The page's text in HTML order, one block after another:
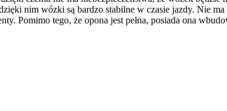
nim wózki są bardzo stabilne w czasie jazdy. Nie
Pomimo tego, że opona jest pełna, posiada ona